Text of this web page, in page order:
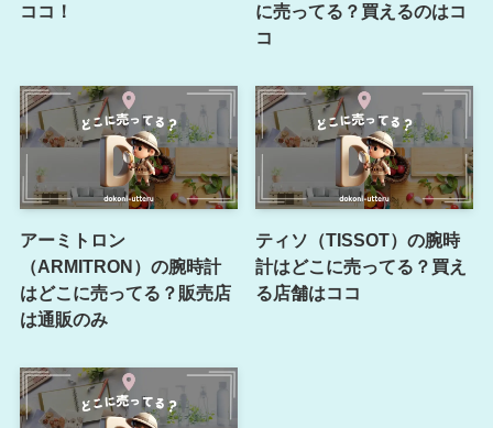
ココ！
に売ってる？買えるのはコ
コ
アーミトロン
（ARMITRON）の腕時計
はどこに売ってる？販売店
は通販のみ
ティソ（TISSOT）の腕時
計はどこに売ってる？買え
る店舗はココ